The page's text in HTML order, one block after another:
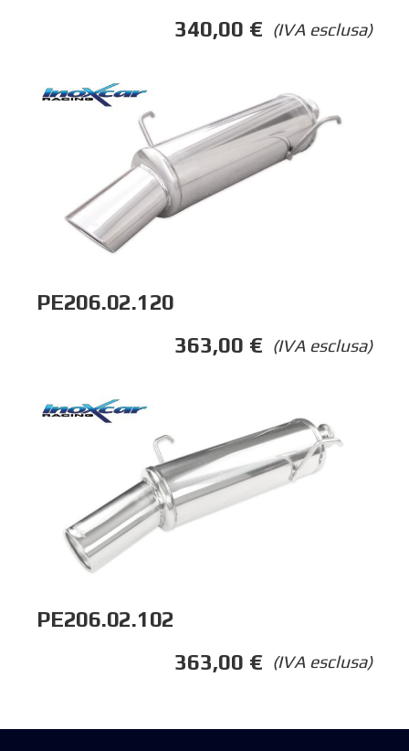
(IVA esclusa)
340,00 €
PE206.02.120
(IVA esclusa)
363,00 €
PE206.02.102
(IVA esclusa)
363,00 €